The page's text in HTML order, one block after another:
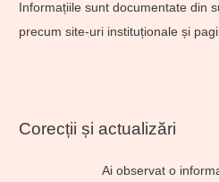
Informațiile sunt documentate din
precum site-uri instituționale și
Corecții și actualizări
Ai observat o